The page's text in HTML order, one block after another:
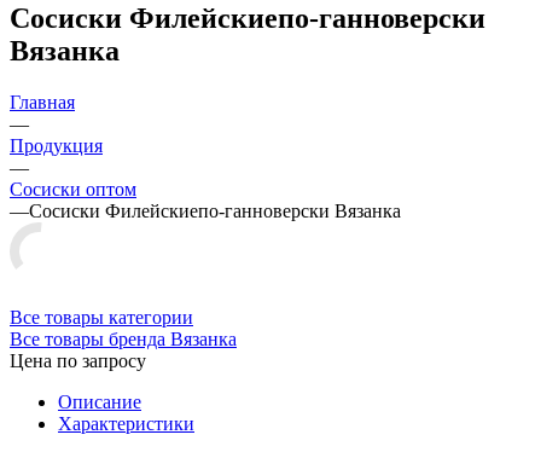
Сосиски Филейскиепо-ганноверски
Вязанка
Главная
—
Продукция
—
Сосиски оптом
—Сосиски Филейскиепо-ганноверски Вязанка
Все товары категории
Все товары бренда Вязанка
Цена по запросу
Описание
Характеристики